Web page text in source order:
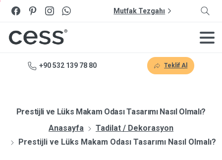
Mutfak Tezgahı
+90 532 139 78 80 Teklif Al
Prestijli ve Lüks Makam Odası Tasarımı Nasıl Olmalı?
Anasayfa
Tadilat / Dekorasyon
Prestijli ve Lüks Makam Odası Tasarımı Nasıl Olmalı?